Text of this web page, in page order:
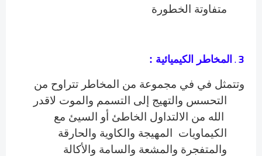
متفاوتة الخطورة
3
. المخاطر الكيميائية :
وتتمثل في في مجموعة من المخاطر تتراوح من
التحسس والتهيج إلى التسمم والموت لاقدر
الله من الالتداول الخاطئ أو السيئ مع
الكيماويات المهيجة والكاوية والحارقة
والمتفجرة والمشعة والسامة والأكالة